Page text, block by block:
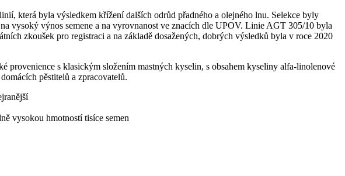
která byla výsledkem křížení dalších odrůd přadného a olejného lnu. Selekce byly
vysoký výnos semene a na vyrovnanost ve znacích dle UPOV. Linie AGT 305/10 byla
zkoušek pro registraci a na základě dosažených, dobrých výsledků byla v roce 2020
s klasickým složením mastných kyselin, s obsahem kyseliny alfa-linolenové
pěstitelů a zpracovatelů.
vysokou hmotností tisíce semen